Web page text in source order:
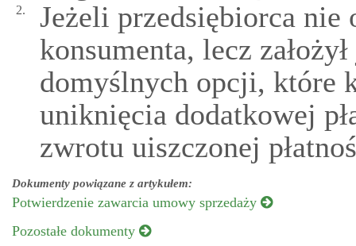
2.
Jeżeli przedsiębiorca nie
konsumenta, lecz
domyślnych opcji, które
uniknięcia dodatkowej
zwrotu uiszczonej
Dokumenty powiązane z artykułem:
Potwierdzenie zawarcia umowy sprzedaży
Pozostałe dokumenty